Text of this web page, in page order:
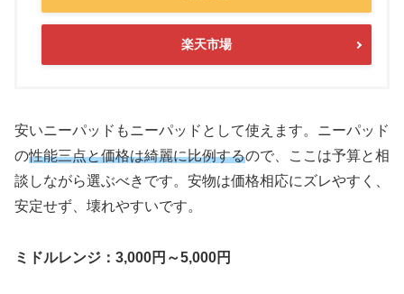
楽天市場
安いニーパッドもニーパッドとして使えます。ニーパッド
の性能三点と価格は綺麗に比例するので、ここは予算と相
談しながら選ぶべきです。安物は価格相応にズレやすく、
安定せず、壊れやすいです。
ミドルレンジ：3,000円～5,000円